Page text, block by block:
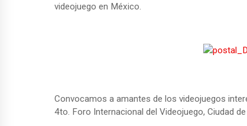
videojuego en México.
Convocamos a amantes de los videojuegos
4to. Foro Internacional del Videojuego, Ciudad